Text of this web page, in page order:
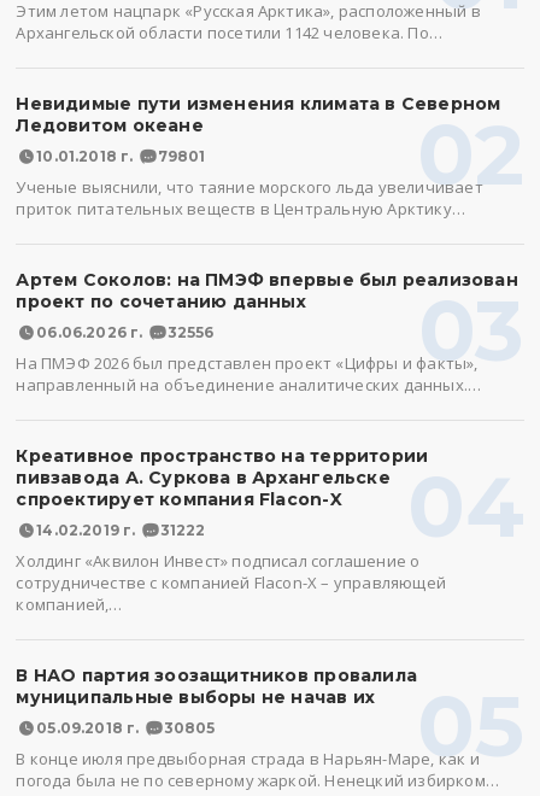
Этим летом нацпарк «Русская Арктика», расположенный в
Архангельской области посетили 1142 человека. По…
02
Невидимые пути изменения климата в Северном
Ледовитом океане
10.01.2018 г. 79801
Ученые выяснили, что таяние морского льда увеличивает
приток питательных веществ в Центральную Арктику…
03
Артем Соколов: на ПМЭФ впервые был реализован
проект по сочетанию данных
06.06.2026 г. 32556
На ПМЭФ 2026 был представлен проект «Цифры и факты»,
направленный на объединение аналитических данных.…
04
Креативное пространство на территории
пивзавода А. Суркова в Архангельске
спроектирует компания Flacon-X
14.02.2019 г. 31222
Холдинг «Аквилон Инвест» подписал соглашение о
сотрудничестве с компанией Flacon-X – управляющей
компанией,…
05
В НАО партия зоозащитников провалила
муниципальные выборы не начав их
05.09.2018 г. 30805
В конце июля предвыборная страда в Нарьян-Маре, как и
погода была не по северному жаркой. Ненецкий избирком…